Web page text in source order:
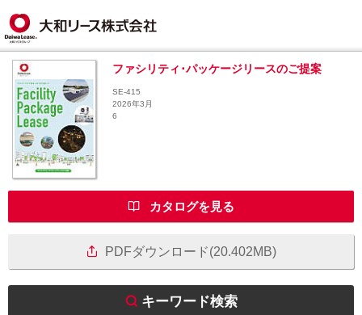
ファシリティ･パッケージリースのご提案
SE-415
2026年3月
6
カタログを見る
PDFダウンロード(20.402MB)
キーワード検索